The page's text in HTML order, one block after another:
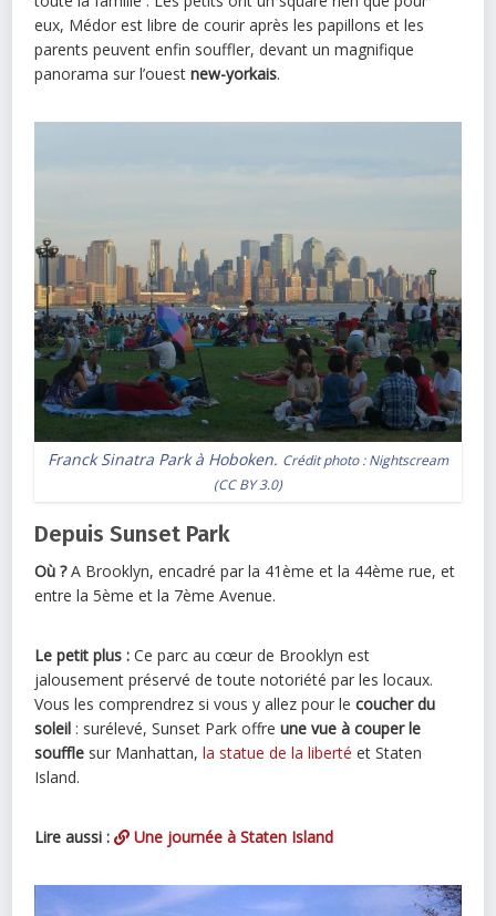
eux, Médor est libre de courir après les papillons et les
parents peuvent enfin souffler, devant un magnifique
panorama sur l’ouestnew-yorkais.
Franck Sinatra Park à Hoboken. Crédit photo :Nightscream
(CC BY 3.0)
Depuis Sunset Park
Où ?A Brooklyn, encadré par la 41ème et la 44ème rue, et
entre la 5ème et la 7ème Avenue.
Le petit plus : Ce parc au cœur de Brooklyn est
jalousement préservé de toute notoriété par les locaux.
Vous les comprendrez si vous y allez pour lecoucher du
soleil : surélevé, Sunset Park offreune vue à couper le
souffle sur Manhattan,la statue de la liberté et Staten
Island.
Lire aussi : Une journée à Staten Island